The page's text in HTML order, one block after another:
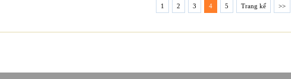
1 2 3 4 5 Trang kế >>